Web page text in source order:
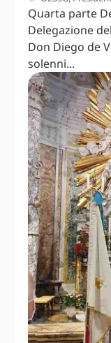
Quarta parte
Delegazione
Don Diego de
solenni...